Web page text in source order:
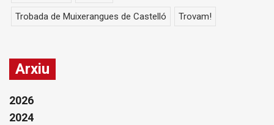
Trobada de Muixerangues de Castelló Trovam!
Arxiu
2026
2024